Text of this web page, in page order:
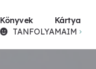
Könyvek Kártya
TANFOLYAMAIM